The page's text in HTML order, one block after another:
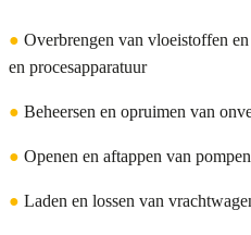
● Overbrengen van vloeistoffen
en procesapparatuur
● Beheersen en opruimen van
● Openen en aftappen van
● Laden en lossen van